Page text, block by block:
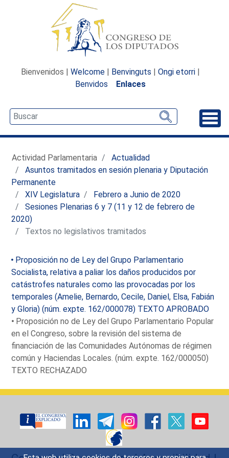
Bienvenidos | Welcome | Benvinguts | Ongi etorri |
Benvidos
Enlaces
Actividad Parlamentaria
Actualidad
Asuntos tramitados en sesión plenaria y Diputación
Permanente
XIV Legislatura
Febrero a Junio de 2020
Sesiones Plenarias 6 y 7 (11 y 12 de febrero de
2020)
Textos no legislativos tramitados
Proposición no de Ley del Grupo Parlamentario
Socialista, relativa a paliar los daños producidos por
catástrofes naturales como las provocadas por los
temporales (Amelie, Bernardo, Cecile, Daniel, Elsa, Fabián
y Gloria) (núm. expte. 162/000078) TEXTO APROBADO
Proposición no de Ley del Grupo Parlamentario Popular
en el Congreso, sobre la revisión del sistema de
financiación de las Comunidades Autónomas de régimen
común y Haciendas Locales. (núm. expte. 162/000050)
TEXTO RECHAZADO